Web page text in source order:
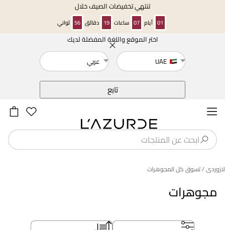
تنتهي تخفيضات الصيف خلال
01 أيام 07 ساعات 19 دقائق 55 ثواني
اختر الموقع واللغة المفضلة لديك
UAE
عربي
تابع
مجوهرات
لازوردى/ تسوق كل المجوهرات